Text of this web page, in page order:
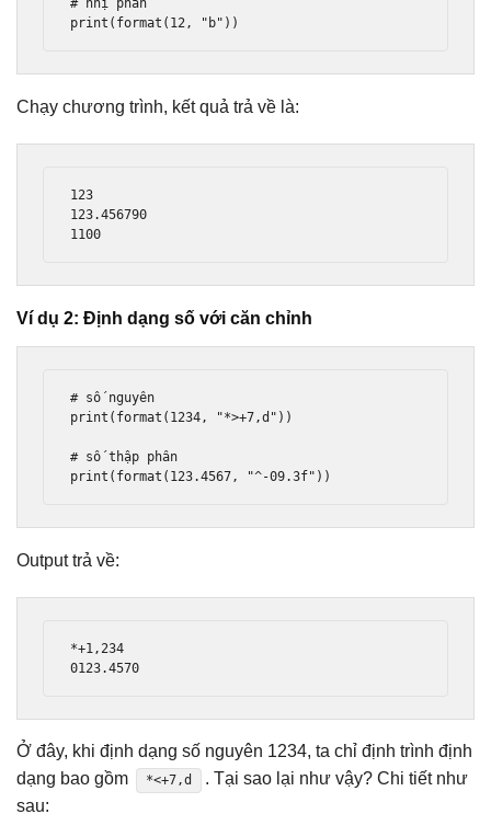
# nhị phân
print(format(12, "b"))
Chạy chương trình, kết quả trả về là:
123
123.456790
1100
Ví dụ 2: Định dạng số với căn chỉnh
# số nguyên
print(format(1234, "*>+7,d"))
# số thập phân
print(format(123.4567, "^-09.3f"))
Output trả về:
*+1,234
0123.4570
Ở đây, khi định dạng số nguyên 1234, ta chỉ định trình định
dạng bao gồm
*<+7,d
. Tại sao lại như vậy? Chi tiết như
sau: